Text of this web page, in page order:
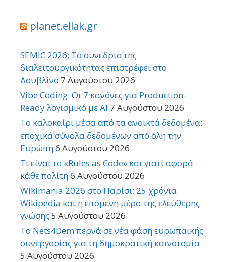
planet.ellak.gr
SEMIC 2026: Το συνέδριο της
διαλειτουργικότητας επιστρέφει στο
Δουβλίνο 7 Αυγούστου 2026
Vibe Coding: Οι 7 κανόνες για Production-
Ready λογισμικό με AI 7 Αυγούστου 2026
Το καλοκαίρι μέσα από τα ανοικτά δεδομένα:
εποχικά σύνολα δεδομένων από όλη την
Ευρώπη6 Αυγούστου 2026
Τι είναι το «Rules as Code» και γιατί αφορά
κάθε πολίτη6 Αυγούστου 2026
Wikimania 2026 στο Παρίσι: 25 χρόνια
Wikipedia και η επόμενη μέρα της ελεύθερης
γνώσης 5 Αυγούστου 2026
Το Nets4Dem περνά σε νέα φάση ευρωπαϊκής
συνεργασίας για τη δημοκρατική καινοτομία
5 Αυγούστου 2026